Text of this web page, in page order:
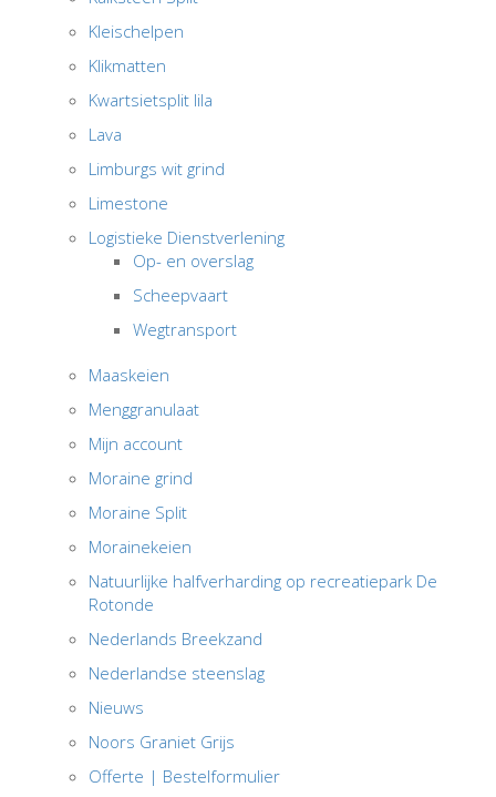
Kleischelpen
Klikmatten
Kwartsietsplit lila
Lava
Limburgs wit grind
Limestone
Logistieke Dienstverlening
Op- en overslag
Scheepvaart
Wegtransport
Maaskeien
Menggranulaat
Mijn account
Moraine grind
Moraine Split
Morainekeien
Natuurlijke halfverharding op recreatiepark De
Rotonde
Nederlands Breekzand
Nederlandse steenslag
Nieuws
Noors Graniet Grijs
Offerte | Bestelformulier